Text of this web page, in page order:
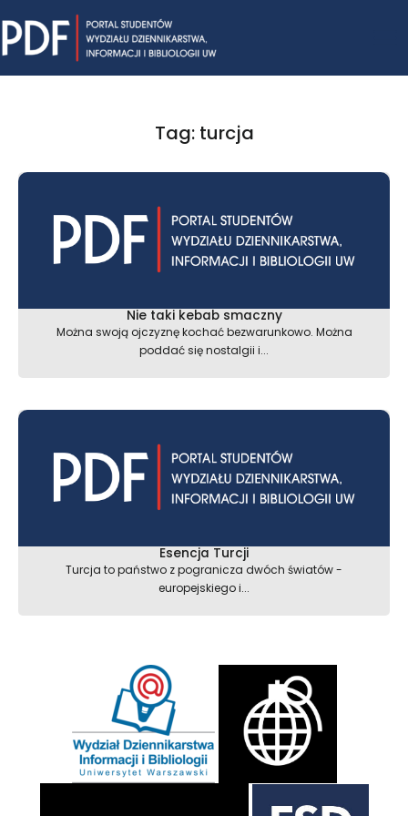
to
content
Tag: turcja
Nie taki kebab smaczny
Można swoją ojczyznę kochać bezwarunkowo. Można
poddać się nostalgii i...
Esencja Turcji
Turcja to państwo z pogranicza dwóch światów -
europejskiego i...